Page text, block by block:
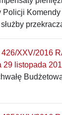
Policji
XXV/2016
29 listopada